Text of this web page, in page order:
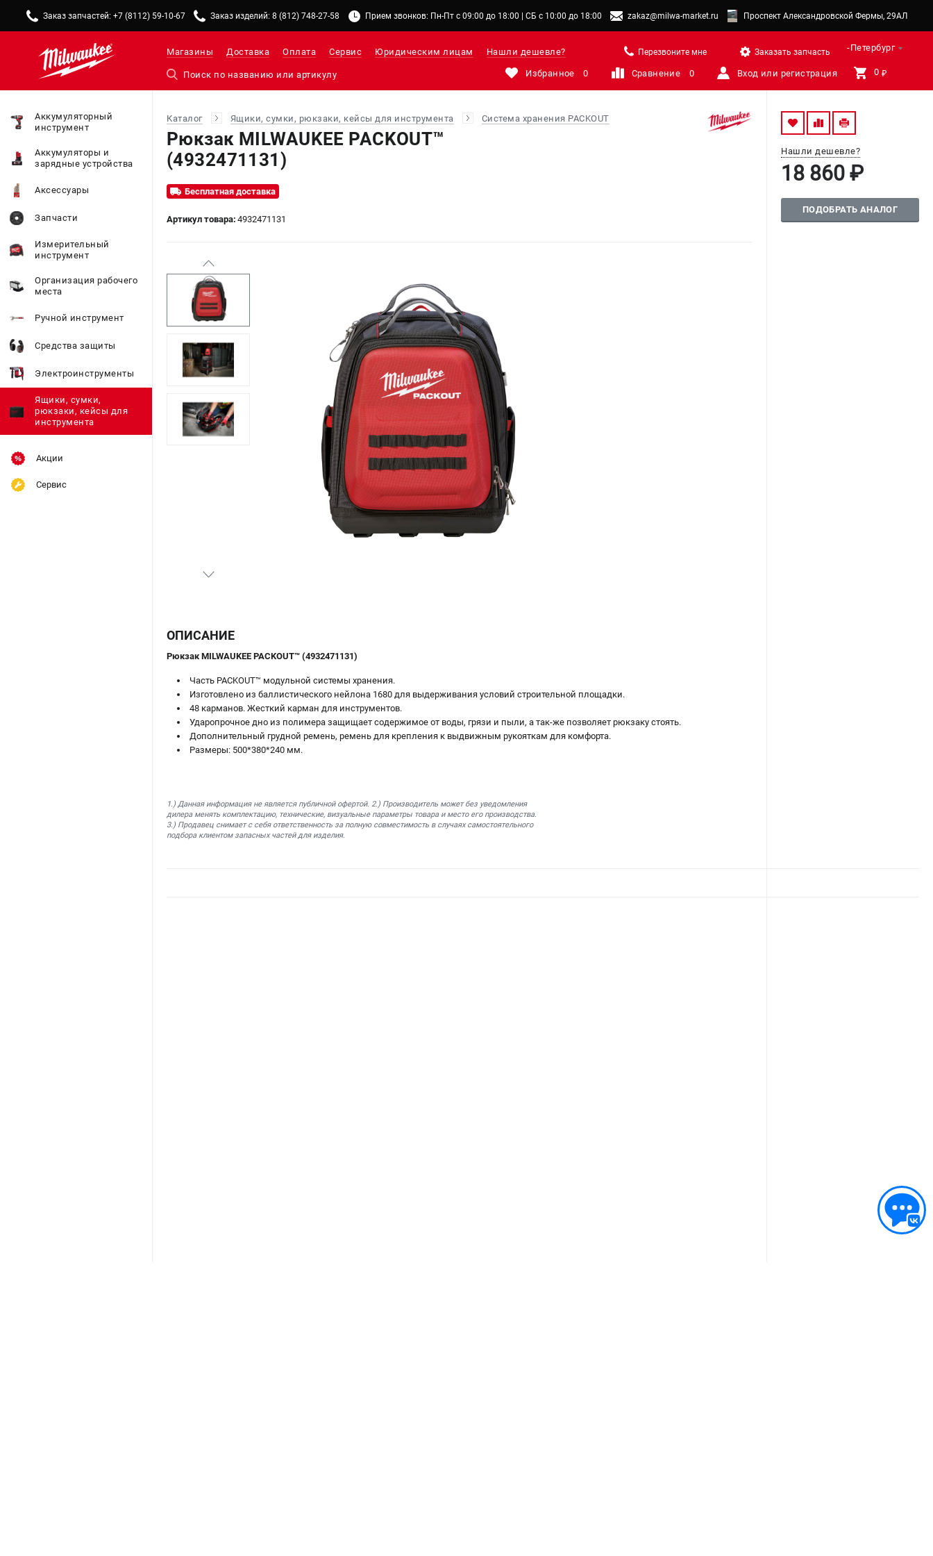
Заказ запчастей: +7 (8112) 59-10-67 Заказ изделий: 8 (812) 748-27-58 Прием звонков: Пн-Пт с 09:00 до 18:00 | СБ с 10:00 до 18:00 zakaz@milwa-market.ru Проспект Александровской Фермы, 29АЛ
Санкт-Петербург
Магазины Доставка Оплата Сервис Юридическим лицам Нашли дешевле? Перезвоните мне Заказать запчасть
Избранное 0 Сравнение 0 Вход или регистрация 0 ₽
Аккумуляторный
инструмент
Аккумуляторы и
зарядные устройства
Аксессуары
Запчасти
Измерительный
инструмент
Организация рабочего
места
Ручной инструмент
Средства защиты
Электроинструменты
Ящики, сумки,
рюкзаки, кейсы для
инструмента
Акции
Сервис
Каталог Ящики, сумки, рюкзаки, кейсы для инструмента Система хранения PACKOUT
Рюкзак MILWAUKEE PACKOUT™
(4932471131)
Бесплатная доставка
Артикул товара: 4932471131
Нашли дешевле?
18 860 ₽
ПОДОБРАТЬ АНАЛОГ
ОПИСАНИЕ
Рюкзак MILWAUKEE PACKOUT™ (4932471131)
Часть PACKOUT™ модульной системы хранения.
Изготовлено из баллистического нейлона 1680 для выдерживания условий строительной площадки.
48 карманов. Жесткий карман для инструментов.
Ударопрочное дно из полимера защищает содержимое от воды, грязи и пыли, а так-же позволяет рюкзаку стоять.
Дополнительный грудной ремень, ремень для крепления к выдвижным рукояткам для комфорта.
Размеры: 500*380*240 мм.
1.) Данная информация не является публичной офертой. 2.) Производитель может без уведомления
дилера менять комплектацию, технические, визуальные параметры товара и место его производства.
3.) Продавец снимает с себя ответственность за полную совместимость в случаях самостоятельного
подбора клиентом запасных частей для изделия.